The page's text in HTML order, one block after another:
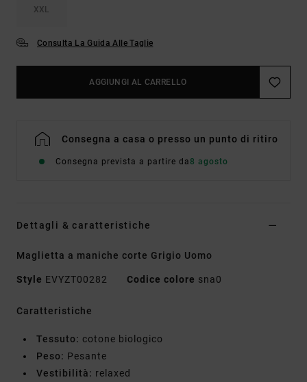
XXL
Consulta La Guida Alle Taglie
AGGIUNGI AL CARRELLO
Consegna a casa o presso un punto di ritiro
Consegna prevista a partire da8 agosto
Dettagli & caratteristiche
Maglietta a maniche corte Grigio Uomo
Style EVYZT00282 Codice colore sna0
Caratteristiche
Tessuto: cotone biologico
Peso: Pesante
Vestibilità: relaxed